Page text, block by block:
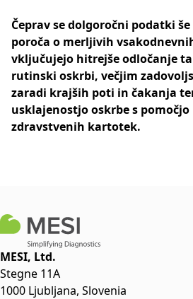
Čeprav se dolgoročni podatki
poroča o merljivih
vključujejo hitrejše odločanje
rutinski oskrbi, večjim
zaradi krajših poti in čakanja
usklajenostjo oskrbe s
zdravstvenih kartotek.
MESI, Ltd.
Stegne 11A
1000 Ljubljana, Slovenia